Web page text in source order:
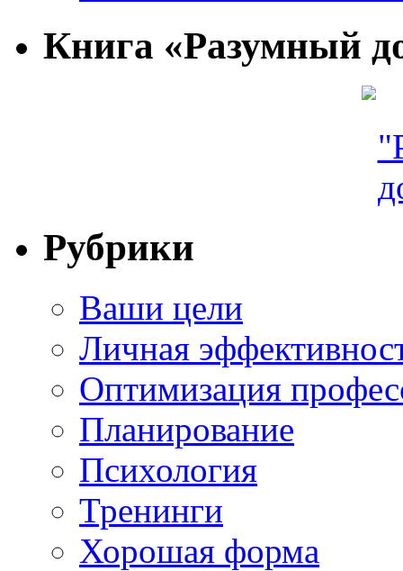
Книга «Разумный
Рубрики
Ваши цели
Личная
Оптимизация
Планирование
Психология
Тренинги
Хорошая форма